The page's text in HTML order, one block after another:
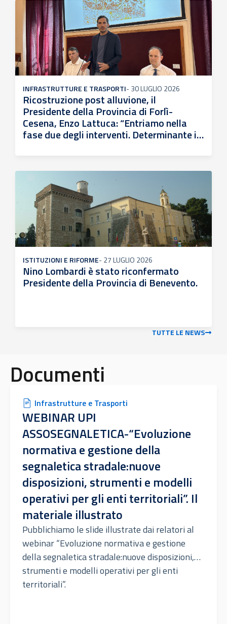
INFRASTRUTTURE E TRASPORTI-30 LUGLIO 2026
Ricostruzione post alluvione, il
Presidente della Provincia di Forlì-
Cesena, Enzo Lattuca: “Entriamo nella
fase due degli interventi. Determinante il
ISTITUZIONI E RIFORME-27 LUGLIO 2026
Nino Lombardi è stato riconfermato
Presidente della Provincia di Benevento.
TUTTE LE NEWS
Documenti
Infrastrutture e Trasporti
WEBINAR UPI
ASSOSEGNALETICA-“Evoluzione
normativa e gestione della
segnaletica stradale:nuove
disposizioni, strumenti e modelli
operativi per gli enti territoriali”. Il
materiale illustrato
Pubblichiamo le slide illustrate dai relatori al
webinar “Evoluzione normativa e gestione
della segnaletica stradale:nuove disposizioni,
strumenti e modelli operativi per gli enti
territoriali”.